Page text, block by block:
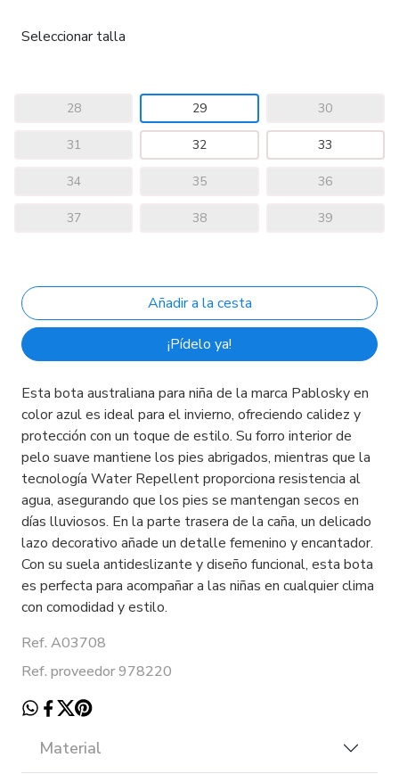
Seleccionar talla
28 29 30
31 32 33
34 35 36
37 38 39
¡Pídelo ya!
Esta bota australiana para niña de la marca Pablosky en
color azul es ideal para el invierno, ofreciendo calidez y
protección con un toque de estilo. Su forro interior de
pelo suave mantiene los pies abrigados, mientras que la
tecnología Water Repellent proporciona resistencia al
agua, asegurando que los pies se mantengan secos en
días lluviosos. En la parte trasera de la caña, un delicado
lazo decorativo añade un detalle femenino y encantador.
Con su suela antideslizante y diseño funcional, esta bota
es perfecta para acompañar a las niñas en cualquier clima
con comodidad y estilo.
Ref. A03708
Ref. proveedor 978220
Material